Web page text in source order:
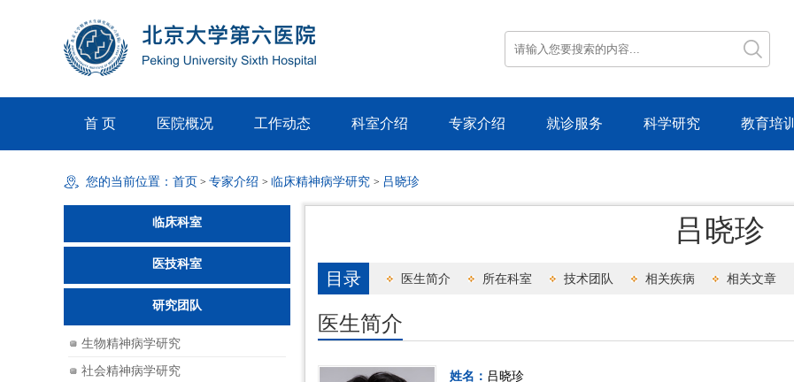
首 页 医院概况 工作动态 科室介绍 专家介绍 就诊服务 科学研究 教育培训
您的当前位置： 首页 > 专家介绍 > 临床精神病学研究 > 吕晓珍
吕晓珍
目录 医生简介 所在科室 技术团队 相关疾病 相关文章
医生简介
姓名： 吕晓珍
临床科室
医技科室
研究团队
生物精神病学研究
社会精神病学研究